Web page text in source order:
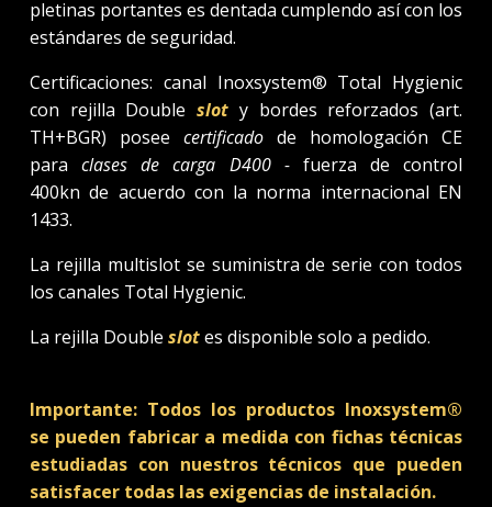
pletinas portantes es dentada cumplendo así con los
estándares de seguridad.
Certificaciones: canal Inoxsystem® Total Hygienic
con rejilla Doubleslot y bordes reforzados (art.
TH+BGR) posee certificado de homologación CE
paraclases de carga D400 - fuerza de control
400kn de acuerdo con la norma internacional EN
1433.
La rejilla multislot se suministra de serie con todos
los canales Total Hygienic.
La rejilla Double slotes disponible solo a pedido.
Importante: Todos los productos Inoxsystem®
se pueden fabricar a medida con fichas técnicas
estudiadas con nuestros técnicos que pueden
satisfacer todas las exigencias de instalación.